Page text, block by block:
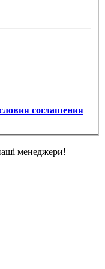
соглашения
менеджери!